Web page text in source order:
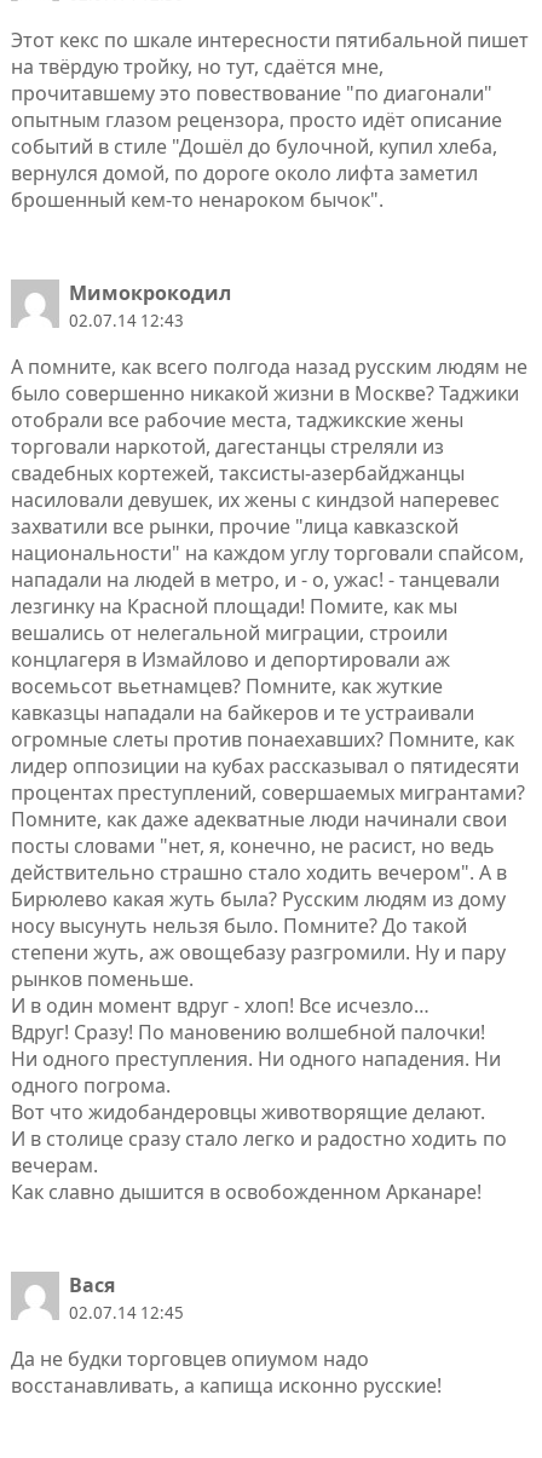
Этот кекс по шкале интересности пятибальной пишет
на твёрдую тройку, но тут, сдаётся мне,
прочитавшему это повествование "по диагонали"
опытным глазом рецензора, просто идёт описание
событий в стиле "Дошёл до булочной, купил хлеба,
вернулся домой, по дороге около лифта заметил
брошенный кем-то ненароком бычок".
Мимокрокодил
02.07.14 12:43
А помните, как всего полгода назад русским людям не
было совершенно никакой жизни в Москве? Таджики
отобрали все рабочие места, таджикские жены
торговали наркотой, дагестанцы стреляли из
свадебных кортежей, таксисты-азербайджанцы
насиловали девушек, их жены с киндзой наперевес
захватили все рынки, прочие "лица кавказской
национальности" на каждом углу торговали спайсом,
нападали на людей в метро, и - о, ужас! - танцевали
лезгинку на Красной площади! Помите, как мы
вешались от нелегальной миграции, строили
концлагеря в Измайлово и депортировали аж
восемьсот вьетнамцев? Помните, как жуткие
кавказцы нападали на байкеров и те устраивали
огромные слеты против понаехавших? Помните, как
лидер оппозиции на кубах рассказывал о пятидесяти
процентах преступлений, совершаемых мигрантами?
Помните, как даже адекватные люди начинали свои
посты словами "нет, я, конечно, не расист, но ведь
действительно страшно стало ходить вечером". А в
Бирюлево какая жуть была? Русским людям из дому
носу высунуть нельзя было. Помните? До такой
степени жуть, аж овощебазу разгромили. Ну и пару
рынков поменьше.
И в один момент вдруг - хлоп! Все исчезло…
Вдруг! Сразу! По мановению волшебной палочки!
Ни одного преступления. Ни одного нападения. Ни
одного погрома.
Вот что жидобандеровцы животворящие делают.
И в столице сразу стало легко и радостно ходить по
вечерам.
Как славно дышится в освобожденном Арканаре!
Вася
02.07.14 12:45
Да не будки торговцев опиумом надо
восстанавливать, а капища исконно русские!